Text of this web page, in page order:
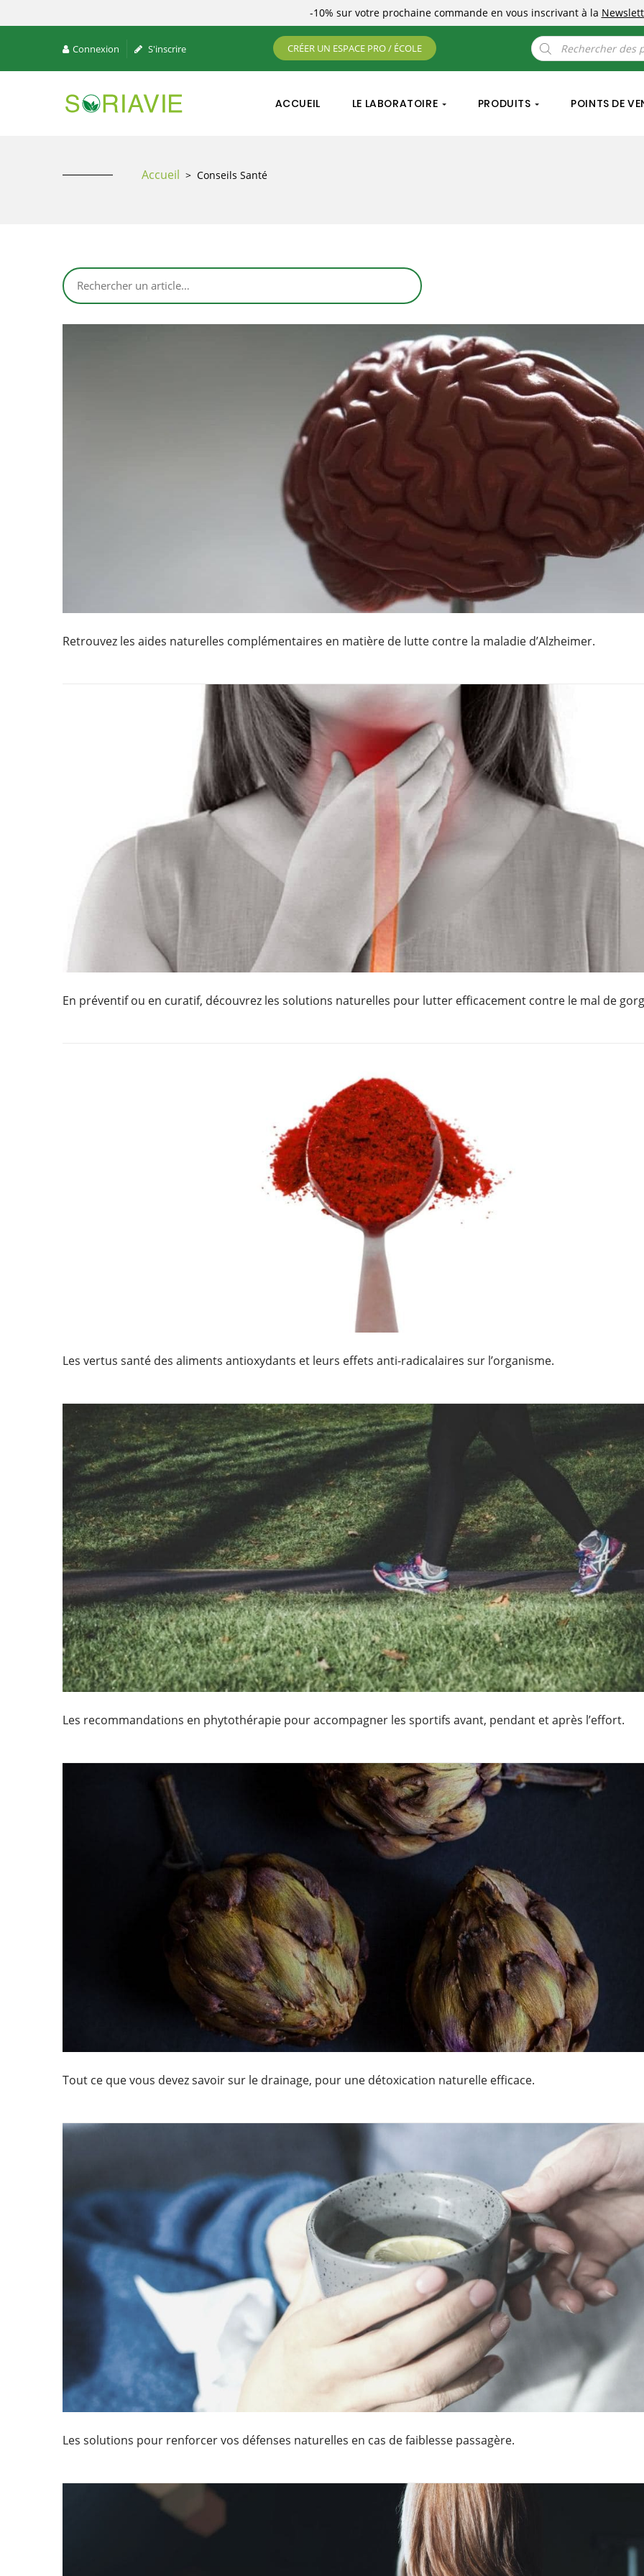
-10% sur votre prochaine commande en vous inscrivant à la
Connexion S'inscrire CRÉER UN ESPACE PRO / ÉCOLE
Recherche
de
produits
ACCUEIL LE LABORATOIRE PRODUITS POINTS DE
Accueil > Conseils Santé
Retrouvez les aides naturelles complémentaires en matière de lutte contre la maladie d’Alzheimer.
En préventif ou en curatif, découvrez les solutions naturelles pour lutter efficacement contre le mal de
Les vertus santé des aliments antioxydants et leurs effets anti-radicalaires sur l’organisme.
Les recommandations en phytothérapie pour accompagner les sportifs avant, pendant et après l’effort.
Tout ce que vous devez savoir sur le drainage, pour une détoxication naturelle efficace.
Les solutions pour renforcer vos défenses naturelles en cas de faiblesse passagère.